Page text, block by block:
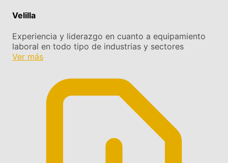
Velilla
Experiencia y liderazgo en cuanto a equipamiento
laboral en todo tipo de industrias y sectores
Ver más